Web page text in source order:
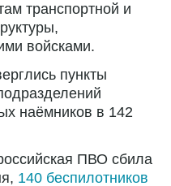
транспортной и
войсками.
пункты
наёмников в 142
ПВО сбила
140 беспилотников